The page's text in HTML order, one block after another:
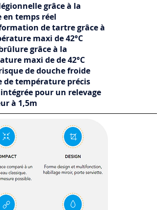
grâce à la
en temps réel
de tartre grâce à
maxi de 42°C
grâce à la
maxi de de 42°C
de douche froide
de température précis
pour un relevage
à 1,5m